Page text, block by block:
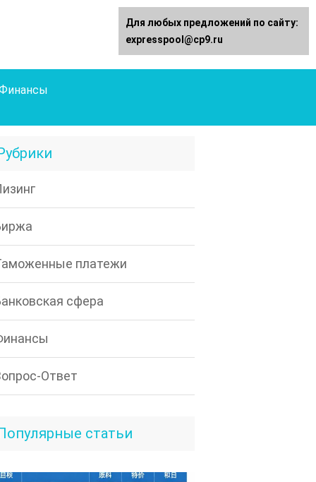
платежи
сфера
Ответ
статьи
Для любых предложений по сайту:
expresspool@cp9.ru